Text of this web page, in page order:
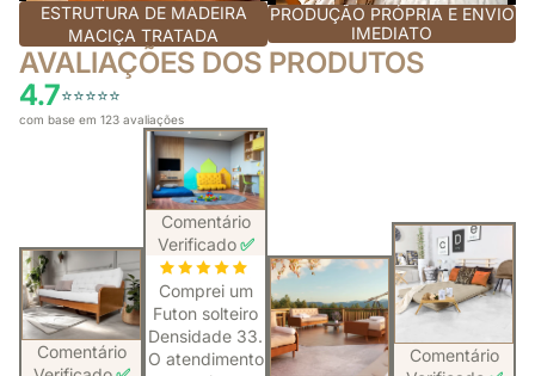
ESTRUTURA DE MADEIRA
MACIÇA TRATADA
PRODUÇÃO PRÓPRIA E ENVIO
IMEDIATO
AVALIAÇÕES DOS PRODUTOS
4.7⭐️⭐️⭐️⭐️⭐️
com base em 123 avaliações
Comentário
Comentário
Verificado✅
Comprei um
Futon solteiro
Densidade 33.
O atendimento
Comentário